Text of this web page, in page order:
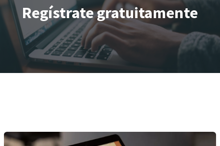
Regístrate gratuitamente